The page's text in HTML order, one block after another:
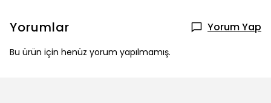
Yorumlar Yorum Yap
Bu ürün için henüz yorum yapılmamış.